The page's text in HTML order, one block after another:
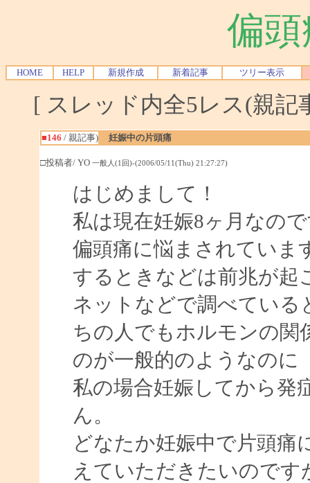
偏
HOME HELP 新規作成 新着記事 ツリー表示
[ スレッド内全5レス(親
■146 / 親記事) 妊娠中の片頭痛
□投稿者/ YO 一般人(1回)-(2006/05/11(Thu) 21:27:27)
はじめまして！
私は現在妊娠8ヶ月なの
偏頭痛に悩まされていま
するときなどは前兆が起
ネットなどで調べている
ちの人でもホルモンの関
のが一般的のようなのに
私の場合妊娠してから発
ん。
どなたか妊娠中で片頭痛
えていただきたいのです